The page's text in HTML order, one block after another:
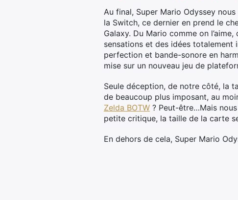
Au final, Super Mario Odyssey
la Switch, ce dernier en prend le
Galaxy. Du Mario comme on
sensations et des idées totalement
perfection et bande-sonore en
mise sur un nouveau jeu de
Seule déception, de notre côté, la
de beaucoup plus imposant, au
Zelda BOTW ? Peut-être…Mais
petite critique, la taille de la carte
En dehors de cela, Super Mario